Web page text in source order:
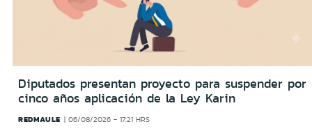
Diputados presentan proyecto para suspender por
cinco años aplicación de la Ley Karin
REDMAULE 06/08/2026 - 17:21 HRS